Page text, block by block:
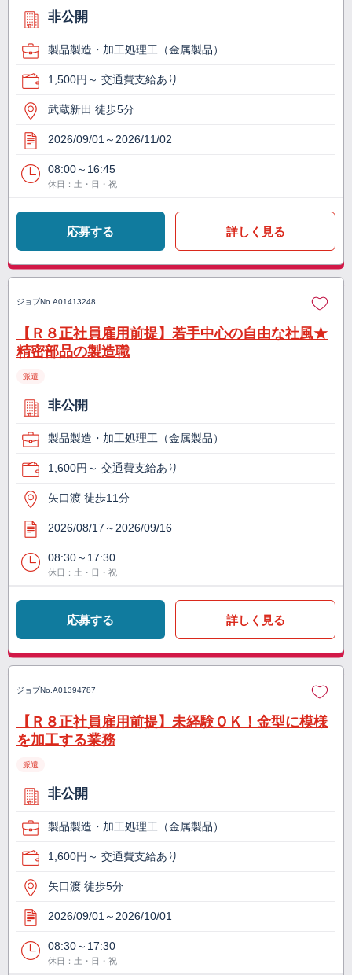
非公開
製品製造・加工処理工（金属製品）
1,500円～ 交通費支給あり
武蔵新田 徒歩5分
2026/09/01～2026/11/02
08:00～16:45
休日：土・日・祝
応募する 詳しく見る
ジョブNo. A01413248
【Ｒ８正社員雇用前提】若手中心の自由な社風★
精密部品の製造職
派遣
非公開
製品製造・加工処理工（金属製品）
1,600円～ 交通費支給あり
矢口渡 徒歩11分
2026/08/17～2026/09/16
08:30～17:30
休日：土・日・祝
応募する 詳しく見る
ジョブNo. A01394787
【Ｒ８正社員雇用前提】未経験ＯＫ！金型に模様
を加工する業務
派遣
非公開
製品製造・加工処理工（金属製品）
1,600円～ 交通費支給あり
矢口渡 徒歩5分
2026/09/01～2026/10/01
08:30～17:30
休日：土・日・祝